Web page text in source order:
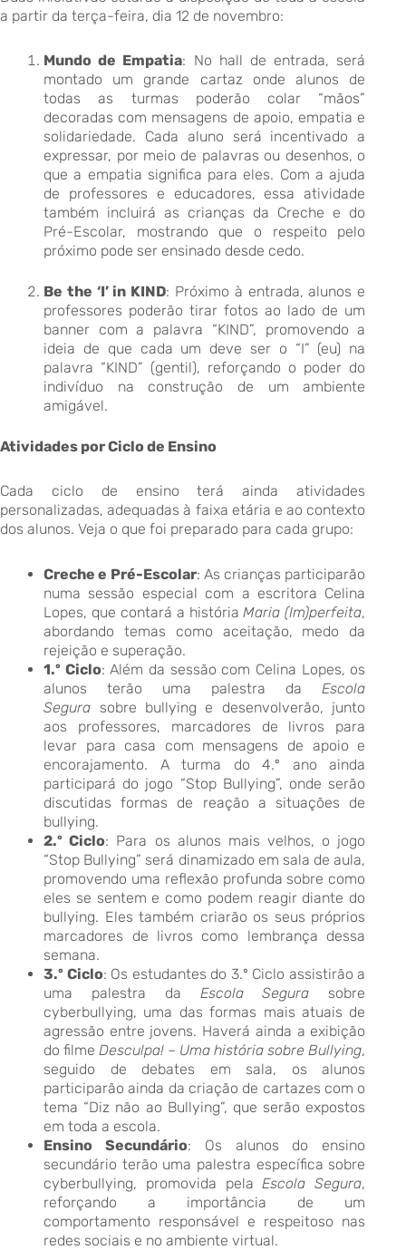
a partir da terça-feira, dia 12 de novembro:
Mundo de Empatia: No hall de entrada, será
montado um grande cartaz onde alunos de
todas as turmas poderão colar “mãos”
decoradas com mensagens de apoio, empatia e
solidariedade. Cada aluno será incentivado a
expressar, por meio de palavras ou desenhos, o
que a empatia significa para eles. Com a ajuda
de professores e educadores, essa atividade
também incluirá as crianças da Creche e do
Pré-Escolar, mostrando que o respeito pelo
próximo pode ser ensinado desde cedo.
Be the ‘I’ in KIND: Próximo à entrada, alunos e
professores poderão tirar fotos ao lado de um
banner com a palavra “KIND”, promovendo a
ideia de que cada um deve ser o “I” (eu) na
palavra “KIND” (gentil), reforçando o poder do
indivíduo na construção de um ambiente
amigável.
Atividades por Ciclo de Ensino
Cada ciclo de ensino terá ainda atividades
personalizadas, adequadas à faixa etária e ao contexto
dos alunos. Veja o que foi preparado para cada grupo:
Creche e Pré-Escolar: As crianças participarão
numa sessão especial com a escritora Celina
Lopes, que contará a históriaMaria (Im)perfeita,
abordando temas como aceitação, medo da
rejeição e superação.
1.º Ciclo: Além da sessão com Celina Lopes, os
alunos terão uma palestra daEscola
Segura sobre bullying e desenvolverão, junto
aos professores, marcadores de livros para
levar para casa com mensagens de apoio e
encorajamento. A turma do 4.º ano ainda
participará do jogo “Stop Bullying”, onde serão
discutidas formas de reação a situações de
bullying.
2.º Ciclo: Para os alunos mais velhos, o jogo
“Stop Bullying” será dinamizado em sala de aula,
promovendo uma reflexão profunda sobre como
eles se sentem e como podem reagir diante do
bullying. Eles também criarão os seus próprios
marcadores de livros como lembrança dessa
semana.
3.º Ciclo: Os estudantes do 3.º Ciclo assistirão a
uma palestra da Escola Segura sobre
cyberbullying, uma das formas mais atuais de
agressão entre jovens. Haverá ainda a exibição
do filmeDesculpa! – Uma história sobre Bullying,
seguido de debates em sala, os alunos
participarão ainda da criação de cartazes com o
tema “Diz não ao Bullying”, que serão expostos
em toda a escola.
Ensino Secundário: Os alunos do ensino
secundário terão uma palestra específica sobre
cyberbullying, promovida pelaEscola Segura,
reforçando a importância de um
comportamento responsável e respeitoso nas
redes sociais e no ambiente virtual.